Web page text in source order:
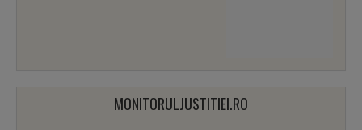
MONITORULJUSTITIEI.RO